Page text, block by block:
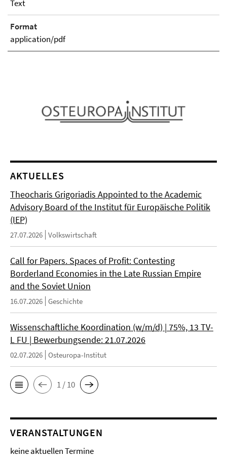
Text
Format
application/pdf
AKTUELLES
Theocharis Grigoriadis Appointed to the Academic
Advisory Board of the Institut für Europäische Politik
(IEP)
27.07.2026 Volkswirtschaft
Call for Papers. Spaces of Profit: Contesting
Borderland Economies in the Late Russian Empire
and the Soviet Union
16.07.2026 Geschichte
Wissenschaftliche Koordination (w/m/d) | 75%, 13 TV-
L FU | Bewerbungsende: 21.07.2026
02.07.2026 Osteuropa-Institut
1 / 10
VERANSTALTUNGEN
keine aktuellen Termine